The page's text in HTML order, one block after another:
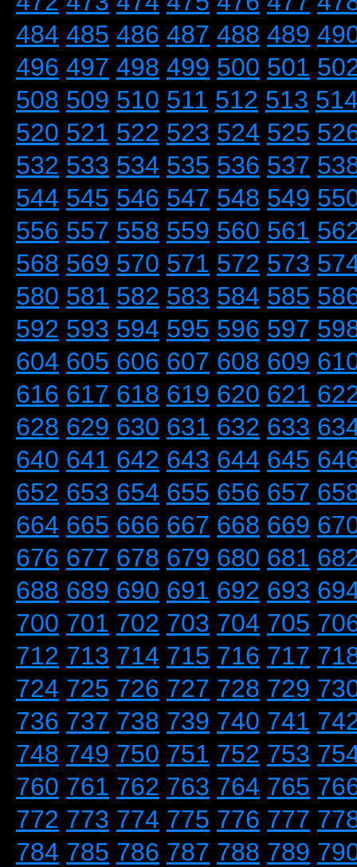
484 485 486 487 488 489
496 497 498 499 500 501
508 509 510 511 512 513
520 521 522 523 524 525
532 533 534 535 536 537
544 545 546 547 548 549
556 557 558 559 560 561
568 569 570 571 572 573
580 581 582 583 584 585
592 593 594 595 596 597
604 605 606 607 608 609
616 617 618 619 620 621
628 629 630 631 632 633
640 641 642 643 644 645
652 653 654 655 656 657
664 665 666 667 668 669
676 677 678 679 680 681
688 689 690 691 692 693
700 701 702 703 704 705
712 713 714 715 716 717
724 725 726 727 728 729
736 737 738 739 740 741
748 749 750 751 752 753
760 761 762 763 764 765
772 773 774 775 776 777
784 785 786 787 788 789